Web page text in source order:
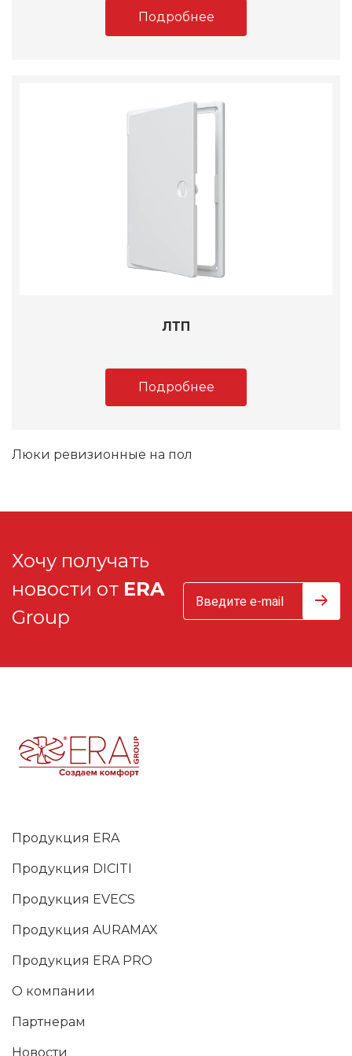
Подробнее
ЛТП
Подробнее
Люки ревизионные на пол
Хочу получать
новости от ERA
Group
Продукция ERA
Продукция DICITI
Продукция EVECS
Продукция AURAMAX
Продукция ERA PRO
О компании
Партнерам
Новости